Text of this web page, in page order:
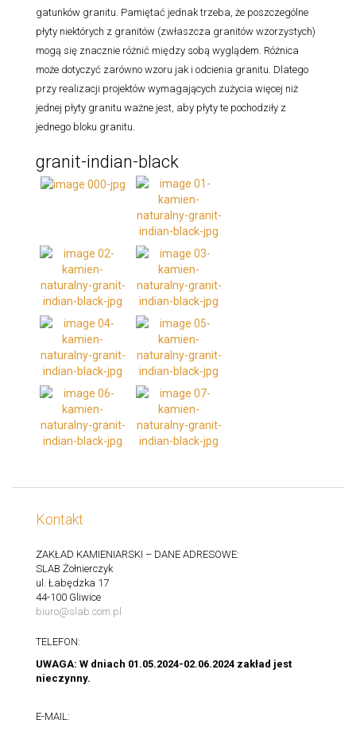
gatunków granitu. Pamiętać jednak trzeba, że poszczególne
płyty niektórych z granitów (zwłaszcza granitów wzorzystych)
mogą się znacznie różnić między sobą wyglądem. Różnica
może dotyczyć zarówno wzoru jak i odcienia granitu. Dlatego
przy realizacji projektów wymagających zużycia więcej niż
jednej płyty granitu ważne jest, aby płyty te pochodziły z
jednego bloku granitu.
granit-indian-black
Kontakt
ZAKŁAD KAMIENIARSKI – DANE ADRESOWE:
SLAB Żołnierczyk
ul. Łabędzka 17
44-100 Gliwice
biuro@slab.com.pl
TELEFON:
UWAGA: W dniach 01.05.2024-02.06.2024 zakład jest
nieczynny.
E-MAIL: